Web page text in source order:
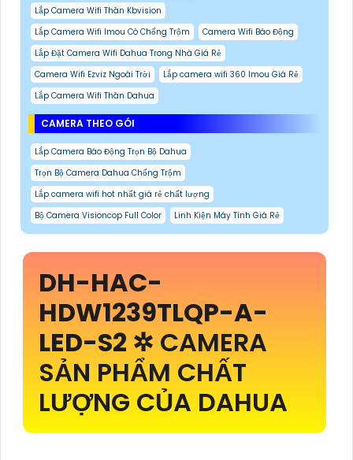
Lắp Camera Wifi Thân Kbvision
Lắp Camera Wifi Imou Có Chống Trộm
Camera Wifi Báo Động
Lắp Đặt Camera Wifi Dahua Trong Nhà Giá Rẻ
Camera Wifi Ezviz Ngoài Trời
Lắp camera wifi 360 Imou Giá Rẻ
Lắp Camera Wifi Thân Dahua
CAMERA THEO GÓI
Lắp Camera Báo Động Trọn Bộ Dahua
Trọn Bộ Camera Dahua Chống Trộm
Lắp camera wifi hot nhất giá rẻ chất lượng
Bộ Camera Visioncop Full Color
Linh Kiện Máy Tính Giá Rẻ
DH-HAC-
HDW1239TLQP-A-
LED-S2 ✲ CAMERA
SẢN PHẨM CHẤT
LƯỢNG CỦA DAHUA